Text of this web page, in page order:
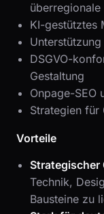
KI-gestütztes
DSGVO-
Gestaltung
Onpage-SEO
Strategien für
Vorteile
Strategischer
Technik,
Bausteine zu